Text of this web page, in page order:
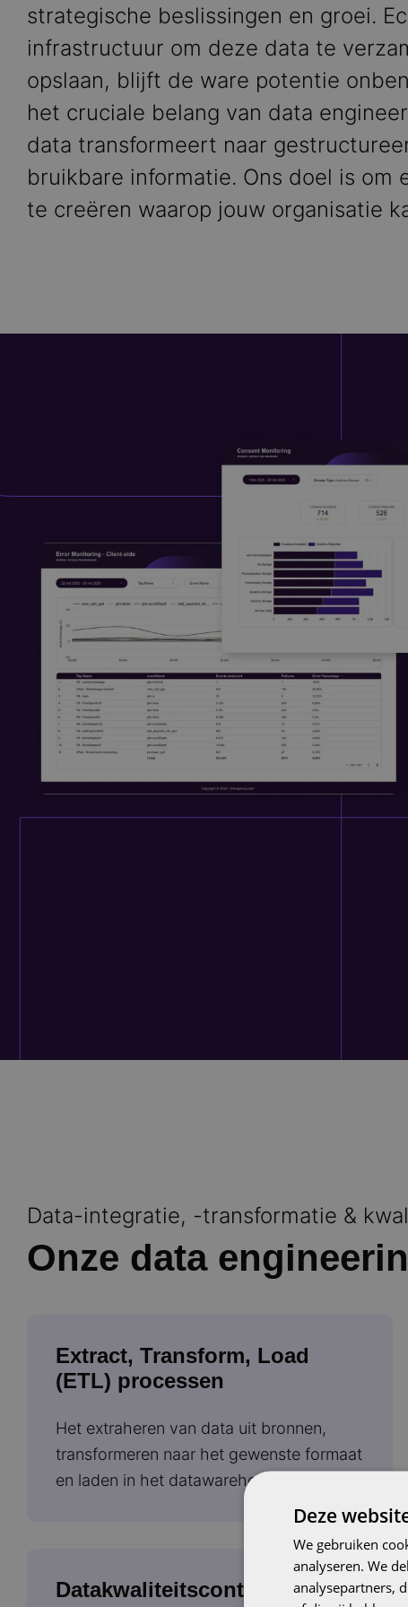
strategische beslissingen en groei.
infrastructuur om deze data te
opslaan, blijft de ware potentie
het cruciale belang van data
data transformeert naar
bruikbare informatie. Ons doel is om
te creëren waarop jouw organisatie
Data-integratie, -transformatie &
Onze data
Extract, Transform, Load
(ETL) processen
Het extraheren van data uit bronnen,
transformeren naar het gewenste formaat
en laden in het datawarehouse.​
Datakwaliteitscontroles
Deze
We gebruiken
analyseren. We
analysepartners,